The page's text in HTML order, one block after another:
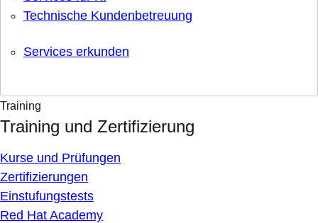
Technische Kundenbetreuung
Services erkunden
Training
Training und Zertifizierung
Kurse und Prüfungen
Zertifizierungen
Einstufungstests
Red Hat Academy